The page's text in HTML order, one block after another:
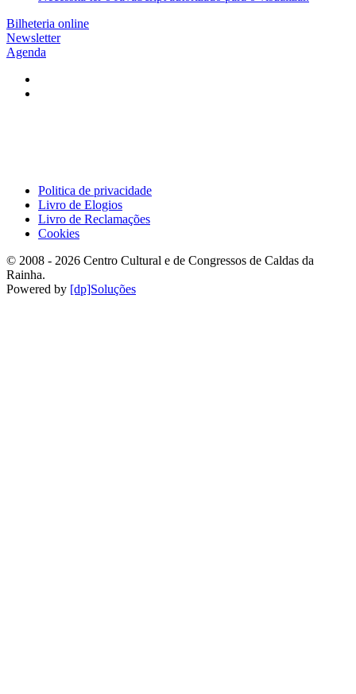
Bilheteria online
Newsletter
Agenda
Politica de privacidade
Livro de Elogios
Livro de Reclamações
Cookies
© 2008 - 2026 Centro Cultural e de Congressos de Caldas da
Rainha.
Powered by [dp]Soluções